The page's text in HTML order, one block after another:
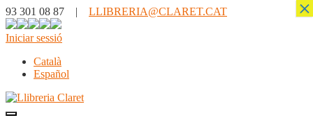
93 301 08 87 | LLIBRERIA@CLARET.CAT
Iniciar sessió
Català
Español
×